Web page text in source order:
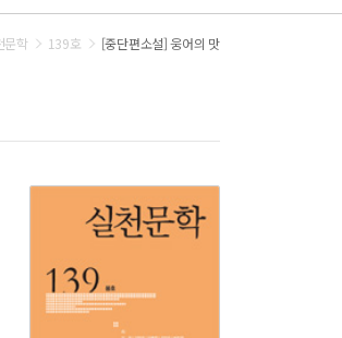
문학 139호 [중단편소설] 웅어의 맛